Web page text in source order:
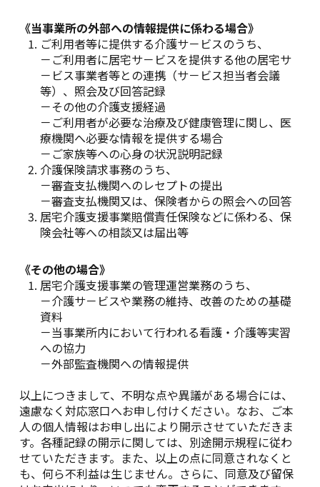
《当事業所の外部への情報提供に係わる場合》
ご利用者等に提供する介護サ－ビスのうち、
－ご利用者に居宅サ－ビスを提供する他の居宅サ
－ビス事業者等との連携（サ－ビス担当者会議
等）、照会及び回答記録
－その他の介護支援経過
－ご利用者が必要な治療及び健康管理に関し、医
療機関へ必要な情報を提供する場合
－ご家族等への心身の状況説明記録
介護保険請求事務のうち、
－審査支払機関へのレセプトの提出
－審査支払機関又は、保険者からの照会への回答
居宅介護支援事業賠償責任保険などに係わる、保
険会社等への相談又は届出等
《その他の場合》
居宅介護支援事業の管理運営業務のうち、
－介護サ－ビスや業務の維持、改善のための基礎
資料
－当事業所内において行われる看護・介護等実習
への協力
－外部監査機関への情報提供
以上につきまして、不明な点や異議がある場合には、
遠慮なく対応窓口へお申し付けください。なお、ご本
人の個人情報はお申し出により開示させていただきま
す。各種記録の開示に関しては、別途開示規程に従わ
せていただきます。また、以上の点に同意されなくと
も、何ら不利益は生じません。さらに、同意及び留保